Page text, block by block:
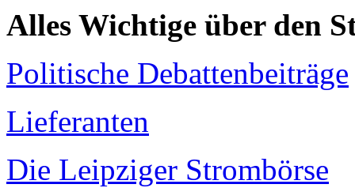
Alles Wichtige über den
Politische Debattenbeiträge
Lieferanten
Die Leipziger Strombörse